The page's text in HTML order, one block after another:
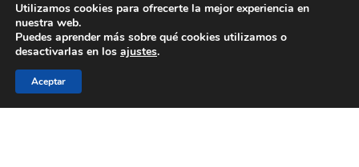
Utilizamos cookies para ofrecerte la mejor experiencia en
nuestra web.
Puedes aprender más sobre qué cookies utilizamos o
desactivarlas en los ajustes.
Aceptar